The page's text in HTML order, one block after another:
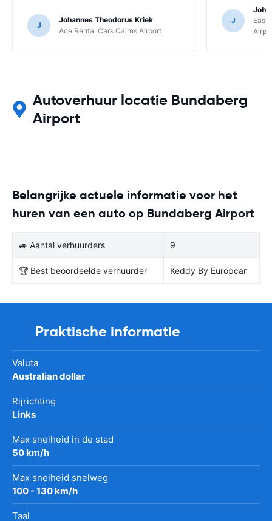
J
Johannes Theodorus Kriek
Ace Rental Cars Cairns Airport
J
East
Autoverhuur locatie Bundaberg
Airport
Belangrijke actuele informatie voor het
huren van een auto op Bundaberg Airport
🚙 Aantal verhuurders 9
🏆 Best beoordeelde verhuurder Keddy By Europcar
Praktische informatie
Valuta
Australian dollar
Rijrichting
Links
Max snelheid in de stad
50 km/h
Max snelheid snelweg
100 - 130 km/h
Taal